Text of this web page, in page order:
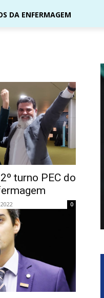
DA ENFERMAGEM
turno PEC do
0